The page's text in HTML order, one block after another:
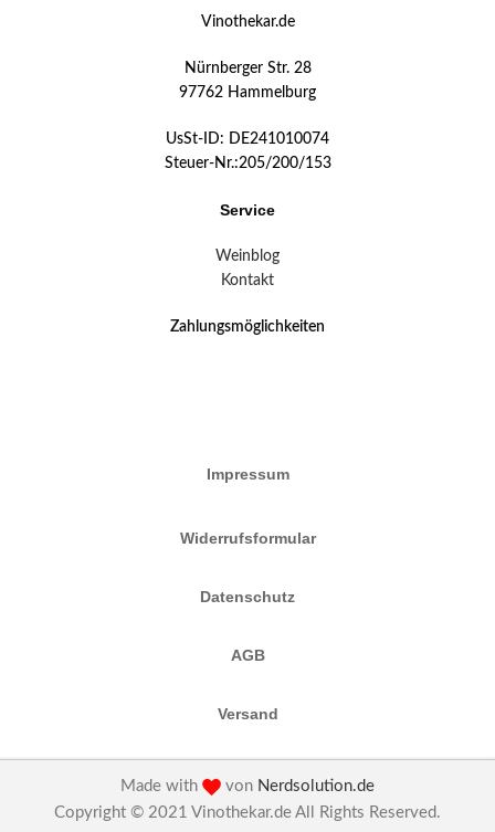
Vinothekar.de
Nürnberger Str. 28
97762 Hammelburg
UsSt-ID: DE241010074
Steuer-Nr.:205/200/153
Service
Weinblog
Kontakt
Zahlungsmöglichkeiten
Impressum
Widerrufsformular
Datenschutz
AGB
Versand
Made with von Nerdsolution.de
Copyright © 2021 Vinothekar.de All Rights Reserved.